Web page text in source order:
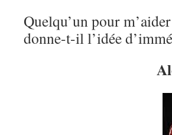
Quelqu’un pour
donne-t-il l’idée